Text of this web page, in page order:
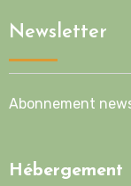
Newsletter
Abonnement
Hébergement